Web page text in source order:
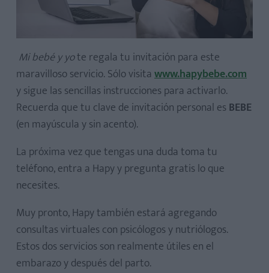
Mi bebé y yote regala tu invitación para este
maravilloso servicio. Sólo visita www.hapybebe.com
y sigue las sencillas instrucciones para activarlo.
Recuerda que tu clave de invitación personal es BEBE
(en mayúscula y sin acento).
La próxima vez que tengas una duda toma tu
teléfono, entra a Hapy y pregunta gratis lo que
necesites.
Muy pronto, Hapy también estará agregando
consultas virtuales con psicólogos y nutriólogos.
Estos dos servicios son realmente útiles en el
embarazo y después del parto.